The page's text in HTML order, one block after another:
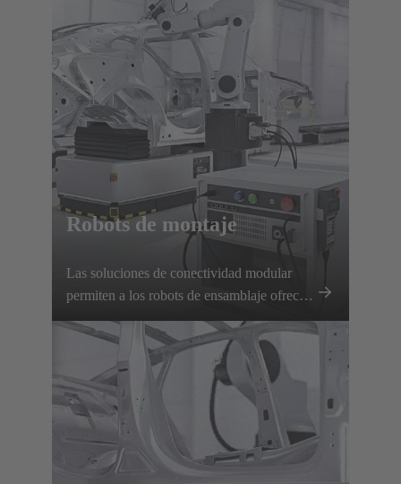
cambios rápidos de herramientas y un
tiempo de inactividad mínimo.
Robots de montaje
Las soluciones de conectividad modular
permiten a los robots de ensamblaje ofrecer
un rendimiento preciso y flexible con
cambios rápidos de herramienta y una
transmisión fiable de energía y señales.